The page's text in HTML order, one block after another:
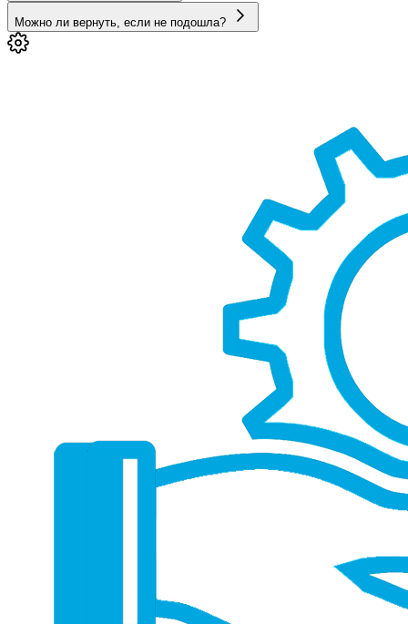
Можно ли вернуть, если не подошла?